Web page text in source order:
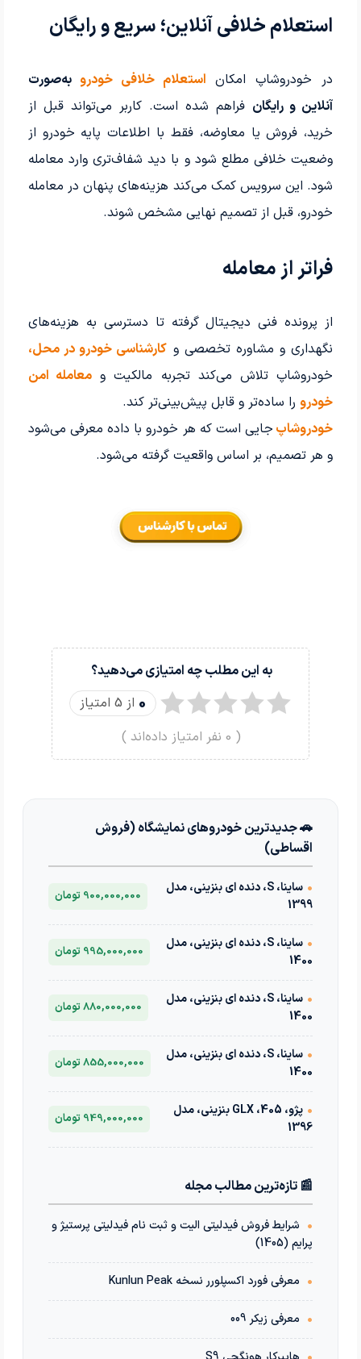
استعلام خلافی آنلاین؛ سریع و رایگان
در خودروشاپ امکان استعلام خلافی خودروبه‌صورت
آنلاین و رایگان فراهم شده است. کاربر می‌تواند قبل از
خرید، فروش یا معاوضه، فقط با اطلاعات پایه خودرو از
وضعیت خلافی مطلع شود و با دید شفاف‌تری وارد معامله
شود. این سرویس کمک می‌کند هزینه‌های پنهان در معامله
خودرو، قبل از تصمیم نهایی مشخص شوند.
فراتر از معامله
از پرونده فنی دیجیتال گرفته تا دسترسی به هزینه‌های
نگهداری و مشاوره تخصصی و کارشناسی خودرو در محل،
خودروشاپ تلاش می‌کند تجربه مالکیت و معامله امن
خودرو را ساده‌تر و قابل پیش‌بینی‌تر کند.
خودروشاپ جایی است که هر خودرو با داده معرفی می‌شود
و هر تصمیم، بر اساس واقعیت گرفته می‌شود.
به این مطلب چه امتیازی می‌دهید؟
0 از 5 امتیاز
(
0 نفر امتیاز داده‌اند )
🚗 جدیدترین خودروهای نمایشگاه (فروش
اقساطی)
•
ساینا، S، دنده ای بنزینی، مدل
1399
900,000,000 تومان
•
ساینا، S، دنده ای بنزینی، مدل
1400
995,000,000 تومان
•
ساینا، S، دنده ای بنزینی، مدل
1400
880,000,000 تومان
•
ساینا، S، دنده ای بنزینی، مدل
1400
855,000,000 تومان
•
پژو، 405، GLX بنزینی، مدل
1396
949,000,000 تومان
📰 تازه‌ترین مطالب مجله
• شرایط فروش فیدلیتی الیت و ثبت نام فیدلیتی پرستیژ و
پرایم (1405)
• معرفی فورد اکسپلورر نسخه Kunlun Peak
• معرفی زیکر 009